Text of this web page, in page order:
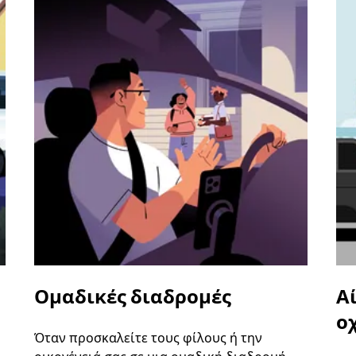
Ομαδικές διαδρομές
Όταν προσκαλείτε τους φίλους ή την